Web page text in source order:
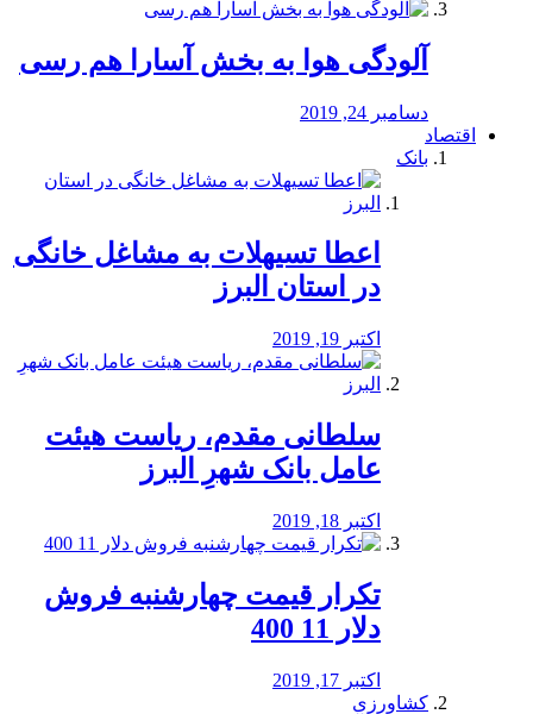
آلودگی هوا به بخش آسارا هم رسی
دسامبر 24, 2019
اقتصاد
بانک
️اعطا تسیهلات به مشاغل خانگی
در استان البرز
اکتبر 19, 2019
سلطانی مقدم، ریاست هیئت
عامل بانک شهرِ البرز
اکتبر 18, 2019
تکرار قیمت چهارشنبه فروش
دلار 11 400
اکتبر 17, 2019
کشاورزی